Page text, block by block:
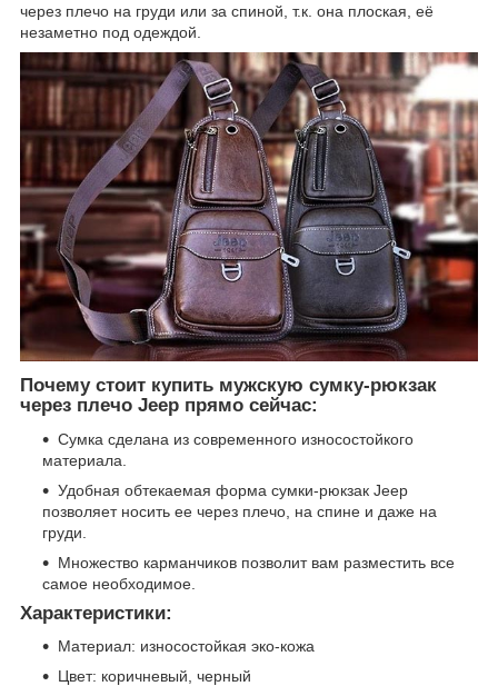
через плечо на груди или за спиной, т.к. она плоская, её
незаметно под одеждой.
Почему стоит купить мужскую сумку-рюкзак
через плечо Jeep прямо сейчас:
Сумка сделана из современного износостойкого
материала.
Удобная обтекаемая форма сумки-рюкзак Jeep
позволяет носить ее через плечо, на спине и даже на
груди.
Множество карманчиков позволит вам разместить все
самое необходимое.
Характеристики:
Материал: износостойкая эко-кожа
Цвет: коричневый, черный